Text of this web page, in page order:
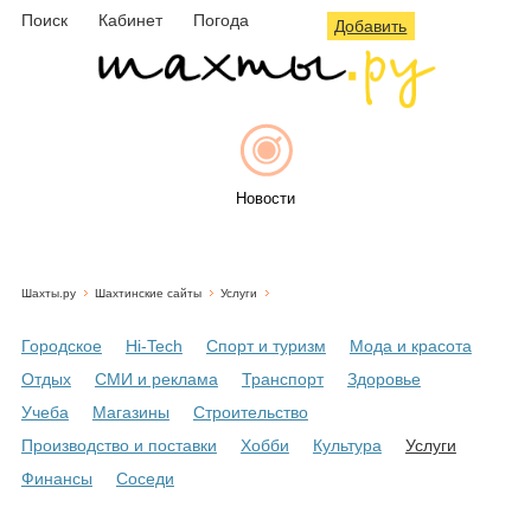
Поиск Кабинет Погода Добавить
Новости
Объявления
Шахты.ру Шахтинские сайты Услуги
Городское Hi-Tech Спорт и туризм
Мода и красота
Отдых
СМИ и реклама Транспорт
Здоровье
Учеба
Магазины
Строительство
Производство и поставки
Хобби Культура
Услуги
Финансы
Соседи